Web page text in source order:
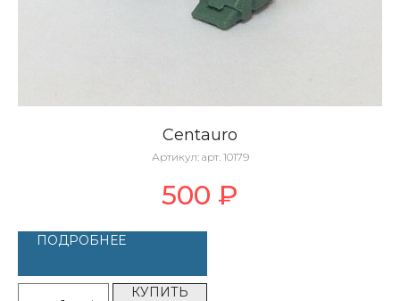
Centauro
Артикул: арт. 10179
500 ₽
ПОДРОБНЕЕ
КУПИТЬ